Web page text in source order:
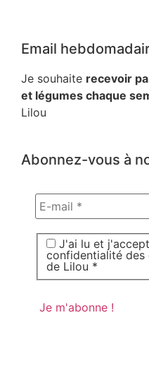
Email
Je souhaite recevoir
et légumes chaque
Lilou
Abonnez-vous à
J'ai lu et
confidentialité des
de Lilou *